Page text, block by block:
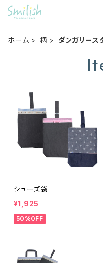
ホーム 柄 ダンガリース
シューズ袋
¥1,925
50%OFF